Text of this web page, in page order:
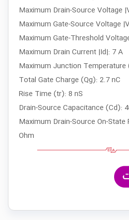
Maximum Drain-Source Voltage
Maximum Gate-Source Voltage
Maximum Gate-Threshold
Maximum Drain Current |Id|: 7 A
Maximum Junction Temperature
Total Gate Charge (Qg): 2.7 nC
Rise Time (tr): 8 nS
Drain-Source Capacitance (Cd):
Maximum Drain-Source On-
Ohm